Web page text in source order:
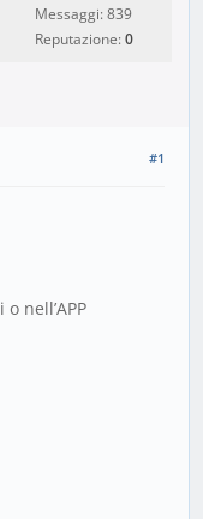
Messaggi: 839
Reputazione: 0
#1
nell’APP